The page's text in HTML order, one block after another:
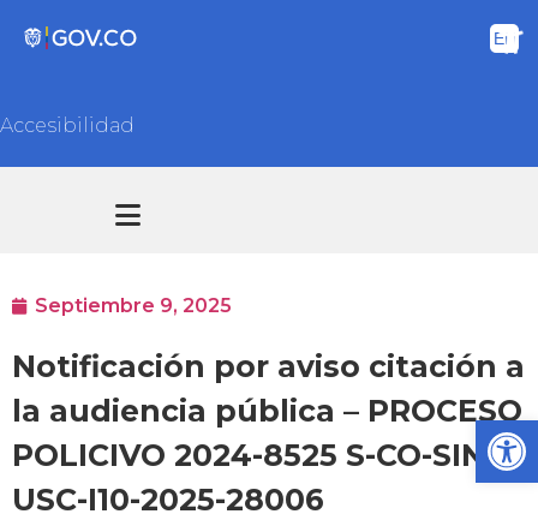
Accesibilidad
Septiembre 9, 2025
Notificación por aviso citación a
la audiencia pública – PROCESO
POLICIVO 2024-8525 S-CO-SINT-
USC-I10-2025-28006